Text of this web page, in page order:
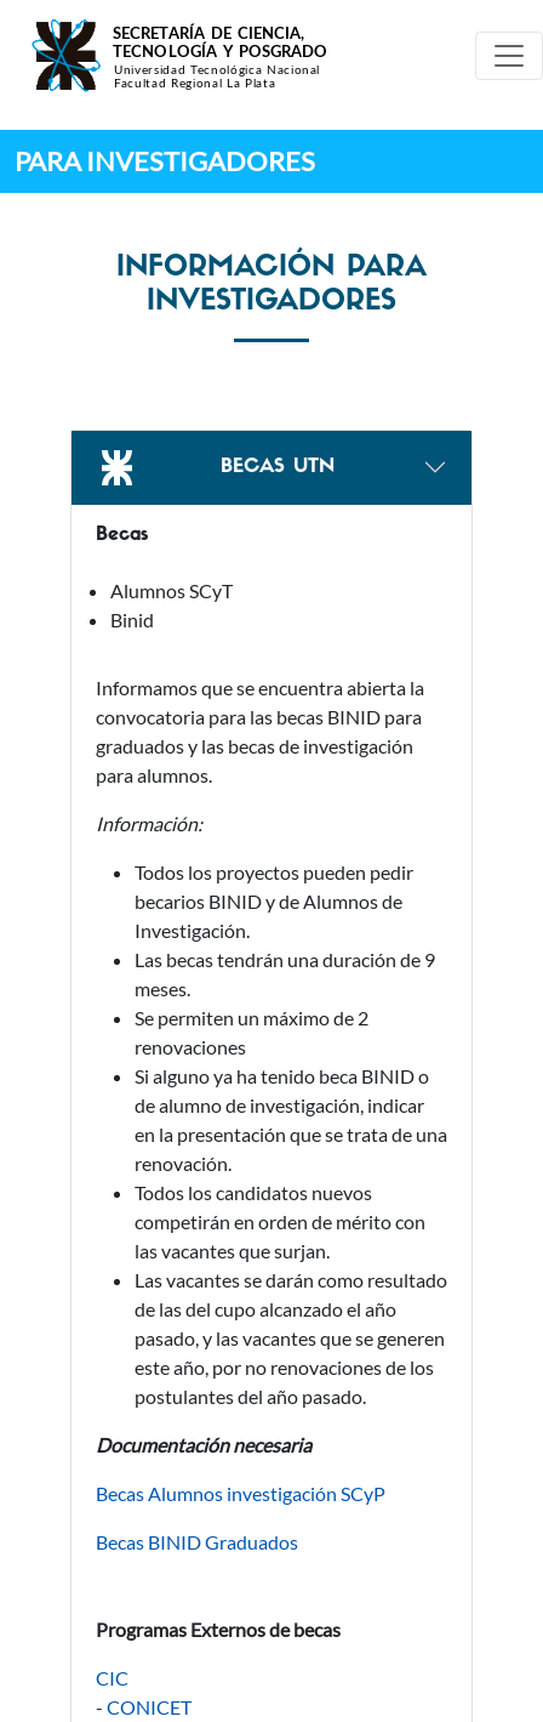
PARA INVESTIGADORES
INFORMACIÓN PARA
INVESTIGADORES
BECAS UTN
Becas
Alumnos SCyT
Binid
Informamos que se encuentra abierta la
convocatoria para las becas BINID para
graduados y las becas de investigación
para alumnos.
Información:
Todos los proyectos pueden pedir
becarios BINID y de Alumnos de
Investigación.
Las becas tendrán una duración de 9
meses.
Se permiten un máximo de 2
renovaciones
Si alguno ya ha tenido beca BINID o
de alumno de investigación, indicar
en la presentación que se trata de una
renovación.
Todos los candidatos nuevos
competirán en orden de mérito con
las vacantes que surjan.
Las vacantes se darán como resultado
de las del cupo alcanzado el año
pasado, y las vacantes que se generen
este año, por no renovaciones de los
postulantes del año pasado.
Documentación necesaria
Becas Alumnos investigación SCyP
Becas BINID Graduados
Programas Externos de becas
CIC
- CONICET